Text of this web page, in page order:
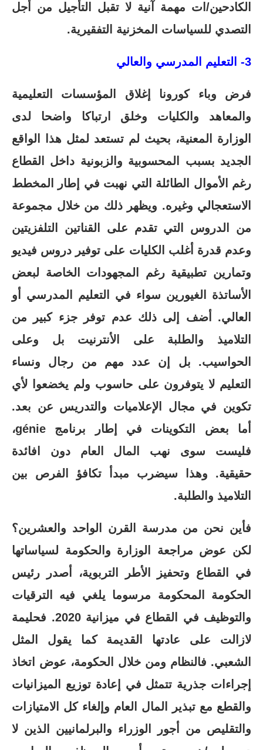
الكادحين/ات مهمة آنية لا تقبل التأجيل من أجل
التصدي للسياسات المخزنية التفقيرية.
3- التعليم المدرسي والعالي
فرض وباء كورونا إغلاق المؤسسات التعليمية
والمعاهد والكليات وخلق ارتباكا واضحا لدى
الوزارة المعنية، بحيث لم تستعد لمثل هذا الواقع
الجديد بسبب المحسوبية والزبونية داخل القطاع
رغم الأموال الطائلة التي نهبت في إطار المخطط
الاستعجالي وغيره. ويظهر ذلك من خلال مجموعة
من الدروس التي تقدم على القناتين التلفزيتين
وعدم قدرة أغلب الكليات على توفير دروس فيديو
وتمارين تطبيقية رغم المجهودات الخاصة لبعض
الأساتذة الغيورين سواء في التعليم المدرسي أو
العالي. أضف إلى ذلك عدم توفر جزء كبير من
التلاميذ والطلبة على الأنترنيت بل وعلى
الحواسيب. بل إن عدد مهم من رجال ونساء
التعليم لا يتوفرون على حاسوب ولم يخضعوا لأي
تكوين في مجال الإعلاميات والتدريس عن بعد.
أما بعض التكوينات في إطار برنامج génie،
فليست سوى نهب المال العام دون افائدة
حقيقية. وهذا سيضرب مبدأ تكافؤ الفرص بين
التلاميذ والطلبة.
فأين نحن من مدرسة القرن الواحد والعشرين؟
لكن عوض مراجعة الوزارة والحكومة لسياساتها
في القطاع وتحفيز الأطر التربوية، أصدر رئيس
الحكومة المحكومة مرسوما يلغي فيه الترقيات
والتوظيف في القطاع في ميزانية 2020. فحليمة
لازالت على عادتها القديمة كما يقول المثل
الشعبي. فالنظام ومن خلال الحكومة، عوض اتخاذ
إجراءات جذرية تتمثل في إعادة توزيع الميزانيات
والقطع مع تبذير المال العام وإلغاء كل الامتيازات
والتقليص من أجور الوزراء والبرلمانيين الذين لا